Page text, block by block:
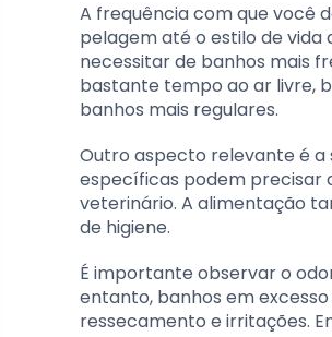
A frequência com que você
pelagem até o estilo de vida
necessitar de banhos mais
bastante tempo ao ar livre,
banhos mais regulares.
Outro aspecto relevante é a
específicas podem precisar
veterinário. A alimentação
de higiene.
É importante observar o
entanto, banhos em
ressecamento e irritações.